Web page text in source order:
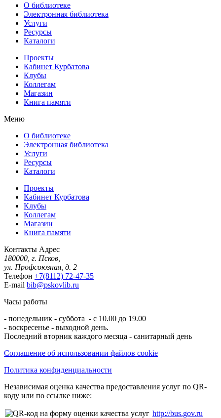
О библиотеке
Электронная библиотека
Услуги
Ресурсы
Каталоги
Проекты
Кабинет Курбатова
Клубы
Коллегам
Магазин
Книга памяти
Меню
О библиотеке
Электронная библиотека
Услуги
Ресурсы
Каталоги
Проекты
Кабинет Курбатова
Клубы
Коллегам
Магазин
Книга памяти
Контакты Адрес
180000, г. Псков,
ул. Профсоюзная, д. 2
Телефон +7(8112) 72-47-35
E-mail bib@pskovlib.ru
Часы работы
- понедельник - суббота - с 10.00 до 19.00
- воскресенье - выходной день.
Последний вторник каждого месяца - санитарный день
Соглашение об использовании файлов cookie
Политика конфиденциальности
Независимая оценка качества предоставления услуг по QR-
коду или по ссылке ниже:
http://bus.gov.ru